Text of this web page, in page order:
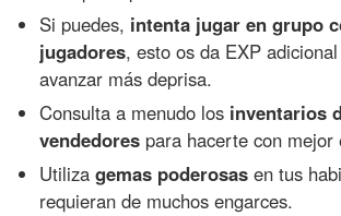
Si puedes, intenta jugar en grupo
jugadores, esto os da EXP
avanzar más deprisa.
Consulta a menudo los inventarios
vendedores para hacerte con mejor
Utilizagemas poderosas en tus
requieran de muchos engarces.